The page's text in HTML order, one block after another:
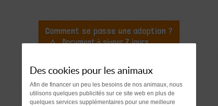
Comment se passe une adoption ?
Document à signer 7 jours
Demande de
renseignements
Des cookies pour les animaux
Afin de financer un peu les besoins de nos animaux, nous
utilisons quelques publicités sur ce site web en plus de
quelques services supplémentaires pour une meilleure